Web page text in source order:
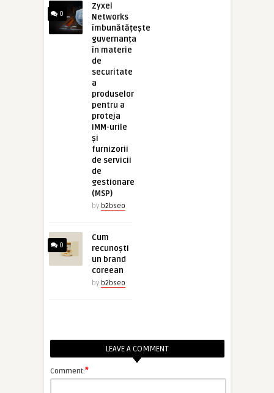
0
Zyxel
Networks
îmbunătățește
guvernanța
în materie
de
securitate
a
produselor
pentru a
proteja
IMM-urile
și
furnizorii
de servicii
de
gestionare
(MSP)
by b2bseo
0
Cum
recunoști
un brand
coreean
by b2bseo
LEAVE A COMMENT
Comment:*